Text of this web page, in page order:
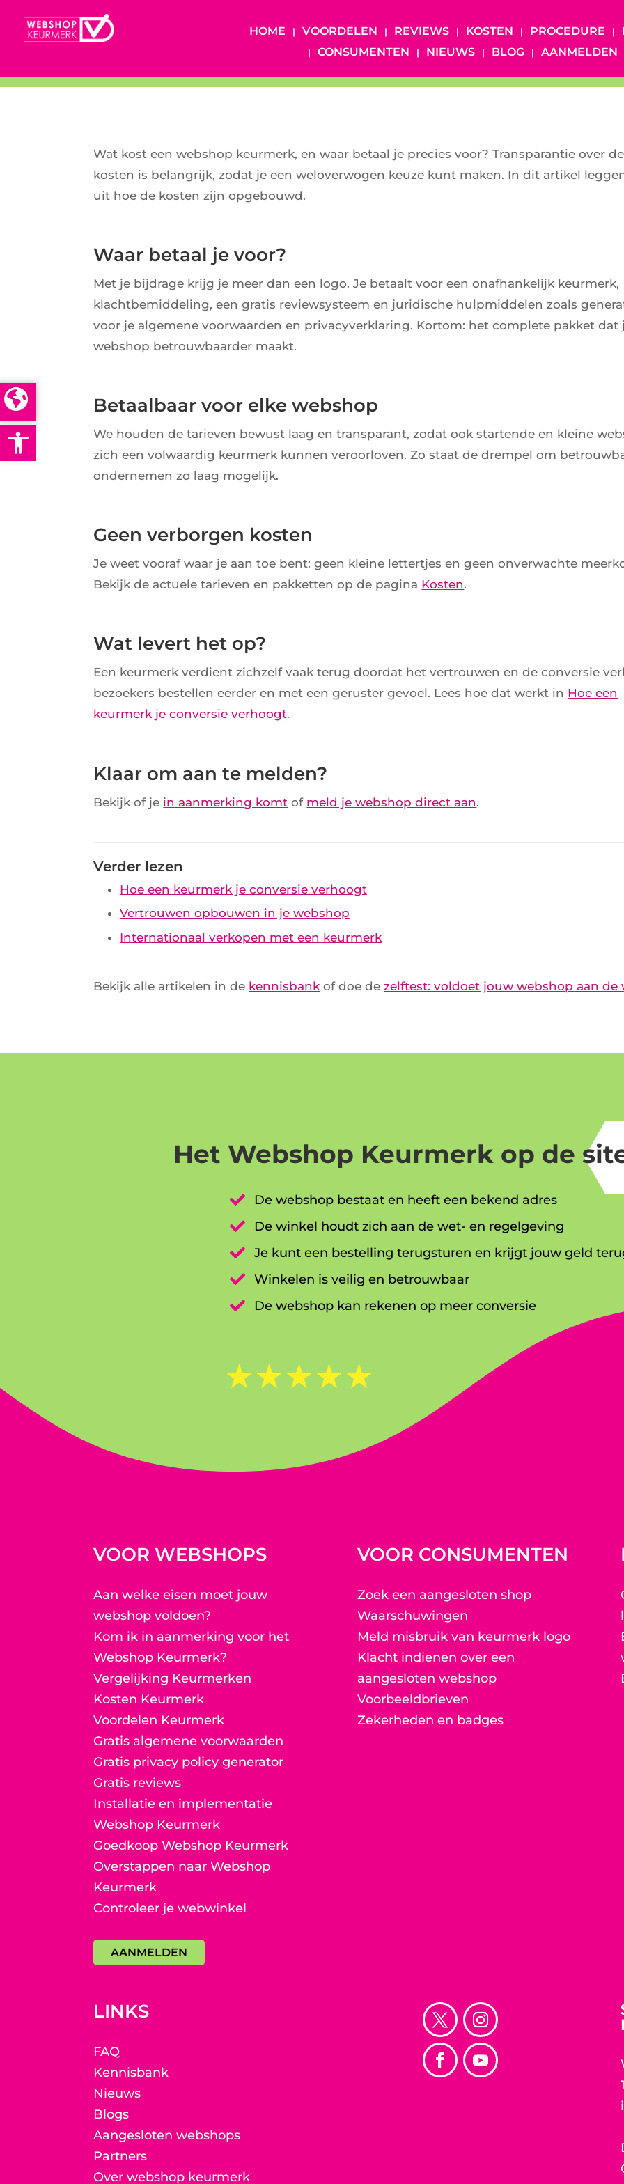
Open toolbar
HOME VOORDELEN REVIEWS KOSTEN PROCEDURE
CONSUMENTEN
NIEUWS BLOG AANMELDEN
Wat kost een webshop keurmerk, en waar betaal je precies voor? Transparantie over de
kosten is belangrijk, zodat je een weloverwogen keuze kunt maken. In dit artikel
uit hoe de kosten zijn opgebouwd.
Waar betaal je voor?
Met je bijdrage krijg je meer dan een logo. Je betaalt voor een onafhankelijk keurmerk,
klachtbemiddeling, een gratis reviewsysteem en juridische hulpmiddelen zoals
voor je algemene voorwaarden en privacyverklaring. Kortom: het complete pakket dat
webshop betrouwbaarder maakt.
Betaalbaar voor elke webshop
We houden de tarieven bewust laag en transparant, zodat ook startende en kleine
zich een volwaardig keurmerk kunnen veroorloven. Zo staat de drempel om
ondernemen zo laag mogelijk.
Geen verborgen kosten
Je weet vooraf waar je aan toe bent: geen kleine lettertjes en geen onverwachte
Bekijk de actuele tarieven en pakketten op de pagina Kosten.
Wat levert het op?
Een keurmerk verdient zichzelf vaak terug doordat het vertrouwen en de conversie
bezoekers bestellen eerder en met een geruster gevoel. Lees hoe dat werkt in Hoe een
keurmerk je conversie verhoogt.
Klaar om aan te melden?
Bekijk of je in aanmerking komt of meld je webshop direct aan.
Verder lezen
Hoe een keurmerk je conversie verhoogt
Vertrouwen opbouwen in je webshop
Internationaal verkopen met een keurmerk
Bekijk alle artikelen in de kennisbankof doe dezelftest: voldoet jouw webshop aan de
Het Webshop Keurmerk op de

De webshop bestaat en heeft een bekend adres

De winkel houdt zich aan de wet- en regelgeving
 Je kunt een bestelling terugsturen en krijgt jouw geld
 Winkelen is veilig en betrouwbaar

De webshop kan rekenen op meer conversie
☆☆☆☆☆
VOOR WEBSHOPS
Aan welke eisen moet jouw
webshop voldoen?
Kom ik in aanmerking voor het
Webshop Keurmerk?
Vergelijking Keurmerken
Kosten Keurmerk
Voordelen Keurmerk
Gratis algemene voorwaarden
Gratis privacy policy generator
Gratis reviews
Installatie en implementatie
Webshop Keurmerk
Goedkoop Webshop Keurmerk
Overstappen naar Webshop
Keurmerk
Controleer je webwinkel
AANMELDEN
VOOR CONSUMENTEN
Zoek een aangesloten shop
Waarschuwingen
Meld misbruik van keurmerk logo
Klacht indienen over een
aangesloten webshop
Voorbeeldbrieven
Zekerheden en badges
LINKS
FAQ
Kennisbank
Nieuws
Blogs
Aangesloten webshops
Partners
Over webshop keurmerk